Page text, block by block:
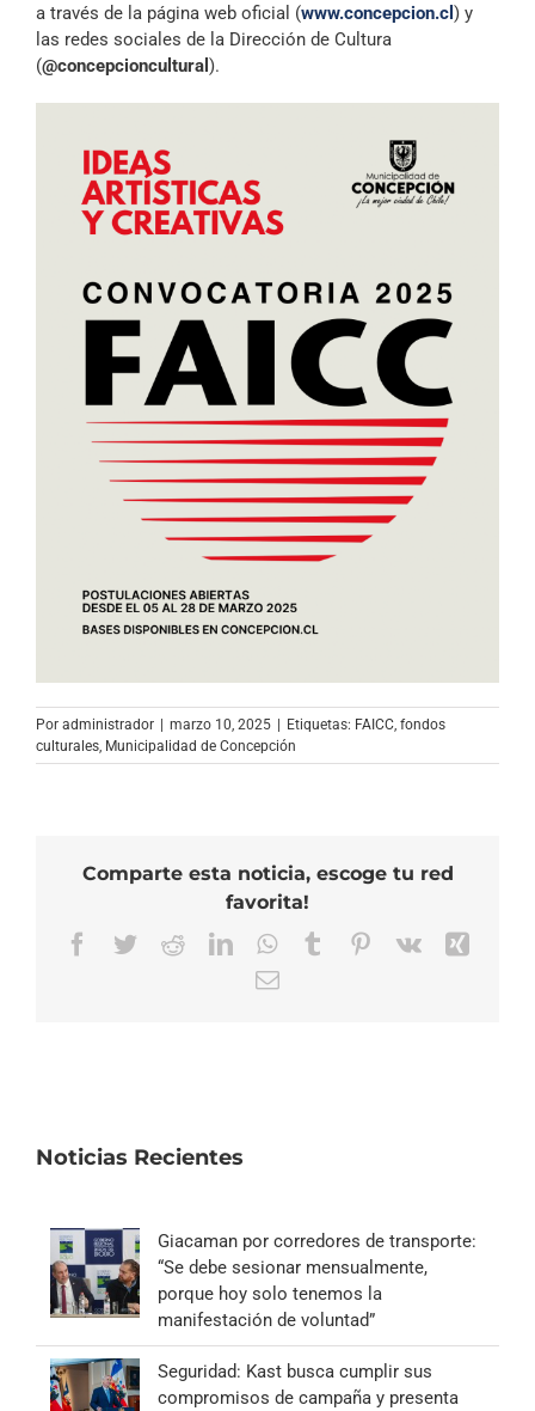
a través de la página web oficial (www.concepcion.cl ) y
las redes sociales de la Dirección de Cultura
(@concepcioncultural ).
Por administrador marzo 10, 2025 Etiquetas: FAICC, fondos
culturales, Municipalidad de Concepción
Comparte esta noticia, escoge tu red
favorita!
Facebook
TwitterRedditLinkedInWhatsApp
TumblrPinterest
Vk
Correo
Noticias Recientes
Giacaman por corredores de transporte:
“Se debe sesionar mensualmente,
porque hoy solo tenemos la
manifestación de voluntad”
Seguridad: Kast busca cumplir sus
compromisos de campaña y presenta